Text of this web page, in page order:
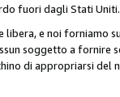
fuori dagli Stati
e noi forniamo
soggetto a fornire
di appropriarsi